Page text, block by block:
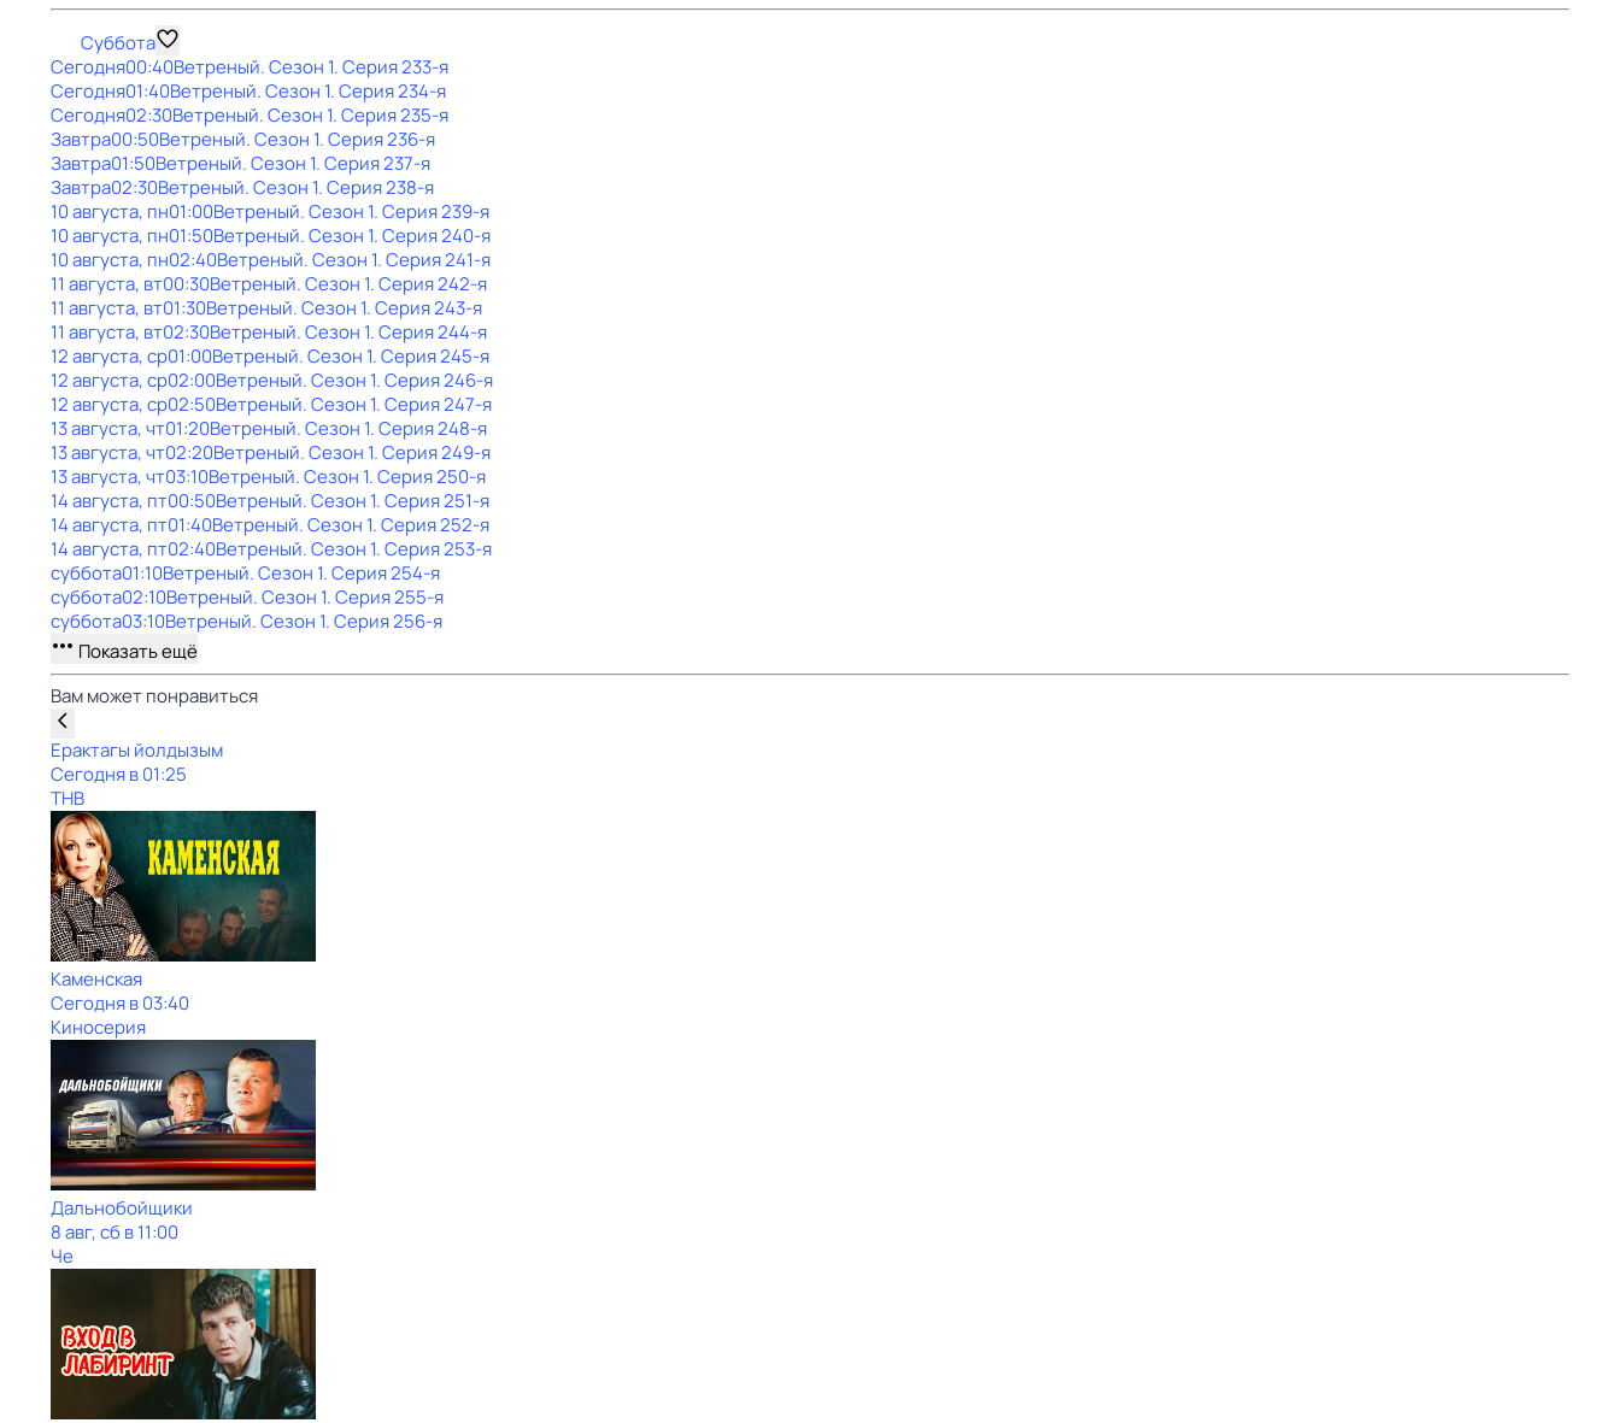
Суббота
Сегодня00:40Ветреный. Сезон 1. Серия 233-я
Сегодня01:40Ветреный. Сезон 1. Серия 234-я
Сегодня02:30Ветреный. Сезон 1. Серия 235-я
Завтра00:50Ветреный. Сезон 1. Серия 236-я
Завтра01:50Ветреный. Сезон 1. Серия 237-я
Завтра02:30Ветреный. Сезон 1. Серия 238-я
10 августа, пн01:00Ветреный. Сезон 1. Серия 239-я
10 августа, пн01:50Ветреный. Сезон 1. Серия 240-я
10 августа, пн02:40Ветреный. Сезон 1. Серия 241-я
11 августа, вт00:30Ветреный. Сезон 1. Серия 242-я
11 августа, вт01:30Ветреный. Сезон 1. Серия 243-я
11 августа, вт02:30Ветреный. Сезон 1. Серия 244-я
12 августа, ср01:00Ветреный. Сезон 1. Серия 245-я
12 августа, ср02:00Ветреный. Сезон 1. Серия 246-я
12 августа, ср02:50Ветреный. Сезон 1. Серия 247-я
13 августа, чт01:20Ветреный. Сезон 1. Серия 248-я
13 августа, чт02:20Ветреный. Сезон 1. Серия 249-я
13 августа, чт03:10Ветреный. Сезон 1. Серия 250-я
14 августа, пт00:50Ветреный. Сезон 1. Серия 251-я
14 августа, пт01:40Ветреный. Сезон 1. Серия 252-я
14 августа, пт02:40Ветреный. Сезон 1. Серия 253-я
суббота01:10Ветреный. Сезон 1. Серия 254-я
суббота02:10Ветреный. Сезон 1. Серия 255-я
суббота03:10Ветреный. Сезон 1. Серия 256-я
Показать ещё
Вам может понравиться
Ерактагы йолдызым
Сегодня в 01:25
ТНВ
Каменская
Сегодня в 03:40
Киносерия
Дальнобойщики
8 авг, сб в 11:00
Че